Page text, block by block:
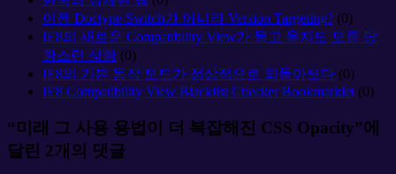
이젠 Doctype Switch가 아니라 Version Targeting? (0)
IE8의 새로운 Compatibility View가 몰고 올지도 모를 당
황스런 상황 (0)
IE8의 기본 동작 모드가 정상적으로 되돌아오다 (0)
IE8 Compatibility View Blacklist Checker Bookmarklet (0)
“미래 그 사용 용법이 더 복잡해진 CSS Opacity”에
달린 2개의 댓글